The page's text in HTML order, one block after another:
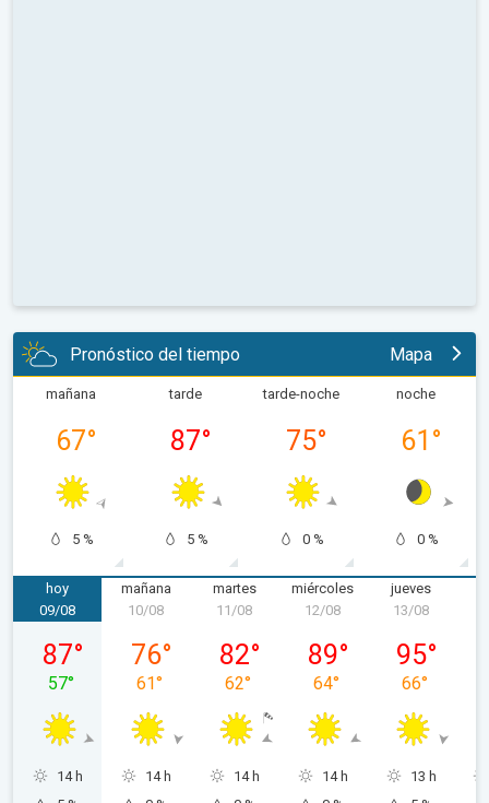
Pronóstico del tiempo Mapa
mañana
67°
5 %
tarde
87°
5 %
tarde-noche
75°
0 %
noche
61 °
0 %
hoy
domingo, 09/08
09/08
87°
57°
14 h
mañana
10/08
76°
61°
14 h
martes
11/08
82°
62°
14 h
miércoles
miércoles, 12/08
12/08
89°
64°
14 h
jueves
13/08
95°
66°
13 h